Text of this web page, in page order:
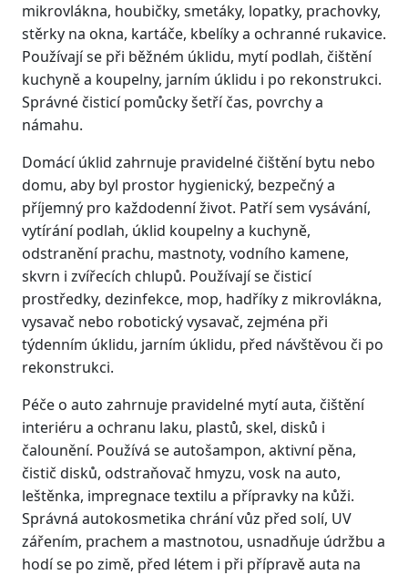
mikrovlákna, houbičky, smetáky, lopatky, prachovky,
stěrky na okna, kartáče, kbelíky a ochranné rukavice.
Používají se při běžném úklidu, mytí podlah, čištění
kuchyně a koupelny, jarním úklidu i po rekonstrukci.
Správné čisticí pomůcky šetří čas, povrchy a
námahu.
Domácí úklid zahrnuje pravidelné čištění bytu nebo
domu, aby byl prostor hygienický, bezpečný a
příjemný pro každodenní život. Patří sem vysávání,
vytírání podlah, úklid koupelny a kuchyně,
odstranění prachu, mastnoty, vodního kamene,
skvrn i zvířecích chlupů. Používají se čisticí
prostředky, dezinfekce, mop, hadříky z mikrovlákna,
vysavač nebo robotický vysavač, zejména při
týdenním úklidu, jarním úklidu, před návštěvou či po
rekonstrukci.
Péče o auto zahrnuje pravidelné mytí auta, čištění
interiéru a ochranu laku, plastů, skel, disků i
čalounění. Používá se autošampon, aktivní pěna,
čistič disků, odstraňovač hmyzu, vosk na auto,
leštěnka, impregnace textilu a přípravky na kůži.
Správná autokosmetika chrání vůz před solí, UV
zářením, prachem a mastnotou, usnadňuje údržbu a
hodí se po zimě, před létem i při přípravě auta na